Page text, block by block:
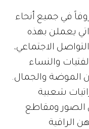
في جميع أنحاء
يعملن بهذه
الاجتماعي،
والنساء
الموضة والجمال.
شعبية
الصور ومقاطع
الراقية